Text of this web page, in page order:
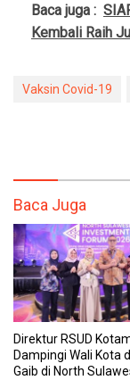
Baca juga :
Kembali Raih
Vaksin Covid-19
Baca Juga
Direktur RSUD
Dampingi Wali Kota
Gaib di North